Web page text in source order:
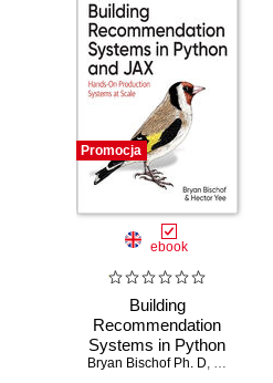
Promocja
ebook
Building
Recommendation
Systems in Python
and JAX
Bryan Bischof Ph. D, Hector Yee